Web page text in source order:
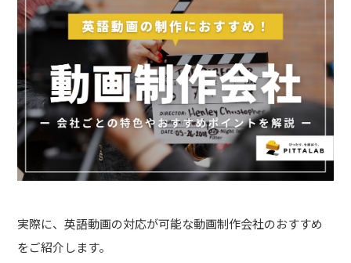
実際に、英語動画の対応が可能な動画制作会社のおすすめ
をご紹介します。